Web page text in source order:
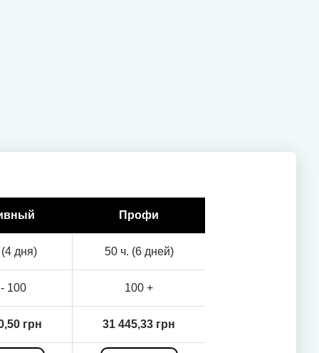
Профи
дня) 50 ч. (6 дней)
100 100 +
грн 31 445,33 грн